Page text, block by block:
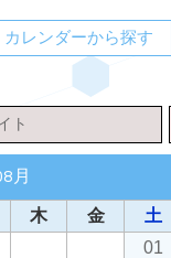
カレンダーから探す
ト
月
木 金
土
01